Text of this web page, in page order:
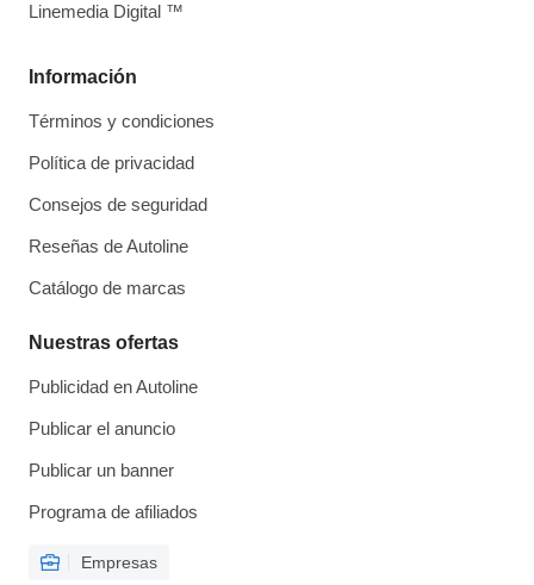
Información
Términos y condiciones
Política de privacidad
Consejos de seguridad
Reseñas de Autoline
Catálogo de marcas
Nuestras ofertas
Publicidad en Autoline
Publicar el anuncio
Publicar un banner
Programa de afiliados
Empresas
Linemedia Digital ™